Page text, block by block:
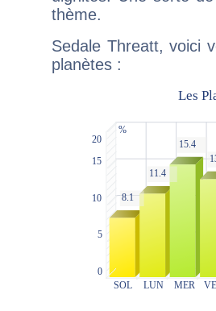
thème.
Sedale Threatt, voici
planètes :